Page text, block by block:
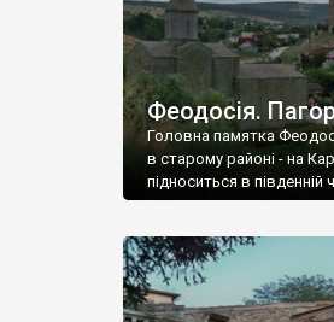
Феодосія.
Головна памятка
в старому районі - на
підноситься в південній